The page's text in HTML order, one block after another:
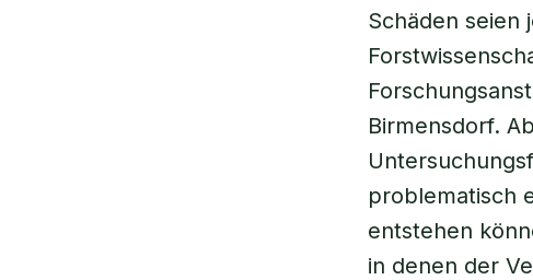
Schäden seien
Birmensdorf.
problematisch
entstehen
in denen der